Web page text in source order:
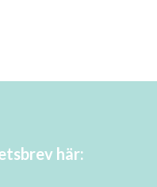
här: